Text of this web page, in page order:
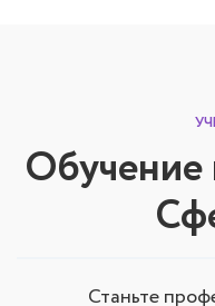
Обучение
Станьте